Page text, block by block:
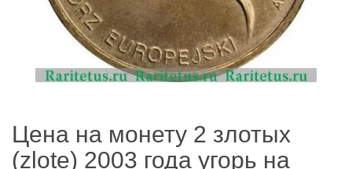
Цена на монету 2 злотых
(zlote) 2003 года угорь на